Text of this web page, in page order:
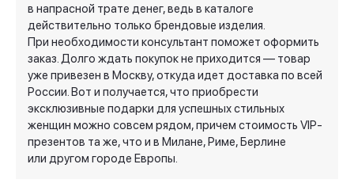
в напрасной трате денег, ведь в каталоге
действительно только брендовые изделия.
При необходимости консультант поможет оформить
заказ. Долго ждать покупок не приходится — товар
уже привезен в Москву, откуда идет доставка по всей
России. Вот и получается, что приобрести
эксклюзивные подарки для успешных стильных
женщин можно совсем рядом, причем стоимость VIP-
презентов та же, что и в Милане, Риме, Берлине
или другом городе Европы.